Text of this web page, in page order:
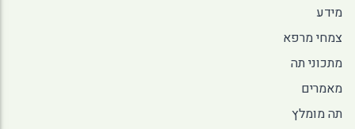
מידע
צמחי מרפא
מתכוני תה
מאמרים
תה מומלץ